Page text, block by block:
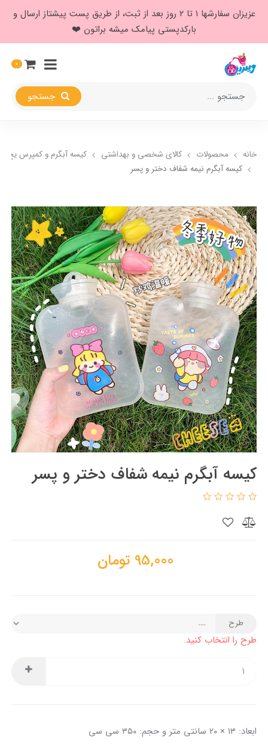
عزیزان سفارشها ۱ تا ۲ روز بعد از ثبت، از طریق پست پیشتاز ارسال و
بارکدپستی پیامک میشه براتون ❤️
0
خانه محصولات کالای شخصی و بهداشتی
کیسه آبگرم و کمپرس یخ
کیسه آبگرم نیمه شفاف دختر و پسر
کیسه آبگرم نیمه شفاف دختر و پسر
95,000 تومان
طرح
طرح را انتخاب کنید.
ابعاد: ۱۳ × ۲۰ سانتی متر و حجم: ۳۵۰ سی سی